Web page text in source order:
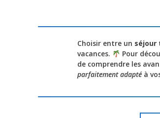
Choisir entre un séjour
vacances.
Pour
de comprendre les
parfaitement adapté à